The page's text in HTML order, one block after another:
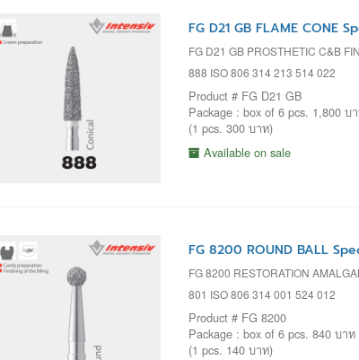
FG D21 GB FLAME CONE
FG D21 GB PROSTHETIC C&B
888 ISO 806 314 213 514 022
Product # FG D21 GB
Package : box of 6 pcs. 1,800 บ
(1 pcs. 300 บาท)
Available on sale
FG 8200 ROUND BALL
FG 8200 RESTORATION
801 ISO 806 314 001 524 012
Product # FG 8200
Package : box of 6 pcs. 840 บาท
(1 pcs. 140 บาท)